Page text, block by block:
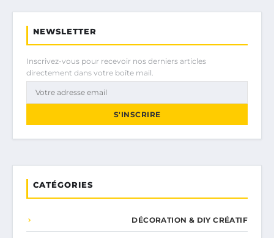
NEWSLETTER
Inscrivez-vous pour recevoir nos derniers articles
directement dans votre boîte mail.
S'INSCRIRE
CATÉGORIES
DÉCORATION & DIY CRÉATIF